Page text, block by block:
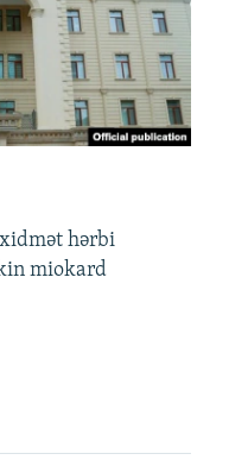
hərbi
miokard